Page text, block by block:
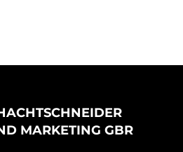
MARKETING GBR